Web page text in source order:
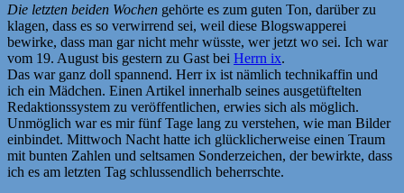
Die letzten beiden Wochen gehörte es zum guten Ton, darüber zu
klagen, dass es so verwirrend sei, weil diese Blogswapperei
bewirke, dass man gar nicht mehr wüsste, wer jetzt wo sei. Ich war
vom 19. August bis gestern zu Gast bei Herrn ix.
Das war ganz doll spannend. Herr ix ist nämlich technikaffin und
ich ein Mädchen. Einen Artikel innerhalb seines ausgetüftelten
Redaktionssystem zu veröffentlichen, erwies sich als möglich.
Unmöglich war es mir fünf Tage lang zu verstehen, wie man Bilder
einbindet. Mittwoch Nacht hatte ich glücklicherweise einen Traum
mit bunten Zahlen und seltsamen Sonderzeichen, der bewirkte, dass
ich es am letzten Tag schlussendlich beherrschte.